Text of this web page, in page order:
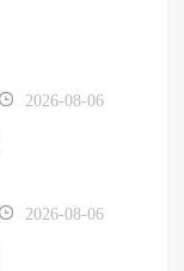
2026-08-06
2026-08-06